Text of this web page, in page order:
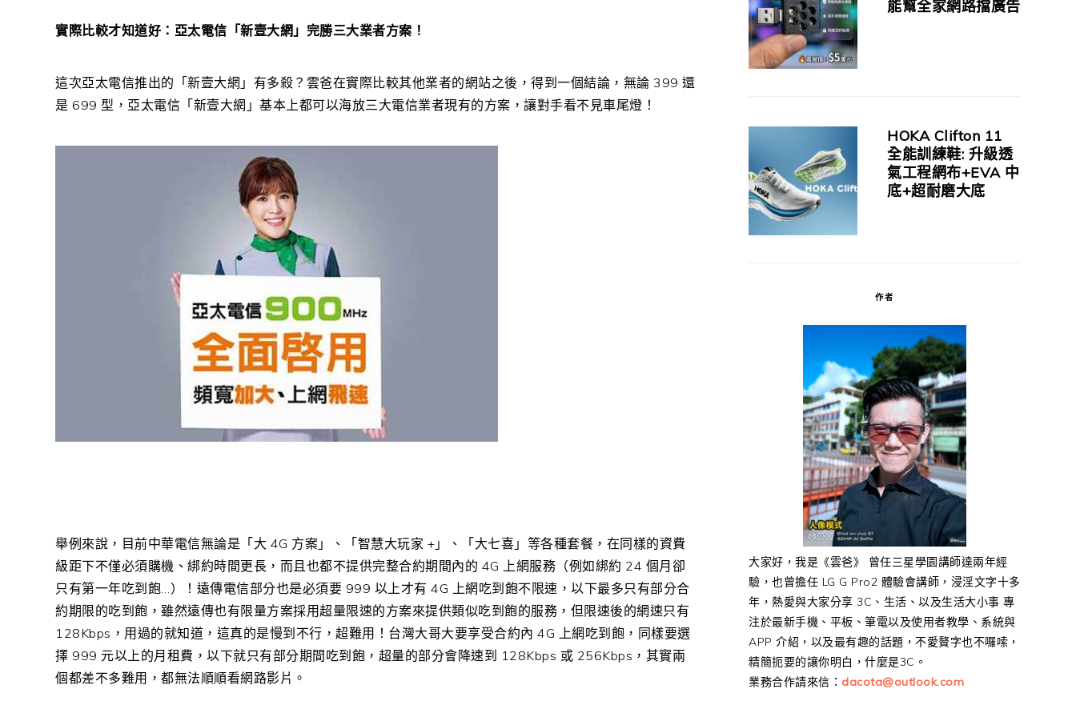
實際比較才知道好：亞太電信「新壹大網」完勝三大業者方案！
這次亞太電信推出的「新壹大網」有多殺？雲爸在實際比較其他業者的網站之後，得到一個結論，無論 399 還
是 699 型，亞太電信「新壹大網」基本上都可以海放三大電信業者現有的方案，讓對手看不見車尾燈！
舉例來說，目前中華電信無論是「大 4G 方案」、「智慧大玩家 +」、「大七喜」等各種套餐，在同樣的資費
級距下不僅必須購機、綁約時間更長，而且也都不提供完整合約期間內的 4G 上網服務（例如綁約 24 個月卻
只有第一年吃到飽…）！遠傳電信部分也是必須要 999 以上才有 4G 上網吃到飽不限速，以下最多只有部分合
約期限的吃到飽，雖然遠傳也有限量方案採用超量限速的方案來提供類似吃到飽的服務，但限速後的網速只有
128Kbps，用過的就知道，這真的是慢到不行，超難用！台灣大哥大要享受合約內 4G 上網吃到飽，同樣要選
擇 999 元以上的月租費，以下就只有部分期間吃到飽，超量的部分會降速到 128Kbps 或 256Kbps，其實兩
個都差不多難用，都無法順順看網路影片。
能幫全家網路擋廣告
HOKA Clifton 11
全能訓練鞋: 升級透
氣工程網布+EVA 中
底+超耐磨大底
作者
大家好，我是《雲爸》 曾任三星學園講師達兩年經
驗，也曾擔任 LG G Pro2 體驗會講師，浸淫文字十多
年，熱愛與大家分享 3C、生活、以及生活大小事 專
注於最新手機、平板、筆電以及使用者教學、系統與
APP 介紹，以及最有趣的話題，不愛贅字也不囉嗦，
精簡扼要的讓你明白，什麼是3C。
業務合作請來信： dacota@outlook.com